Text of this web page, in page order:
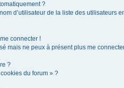
?
d’utilisateur de la liste des utilisateurs
connecter !
mais ne peux à présent plus me
?
du forum » ?